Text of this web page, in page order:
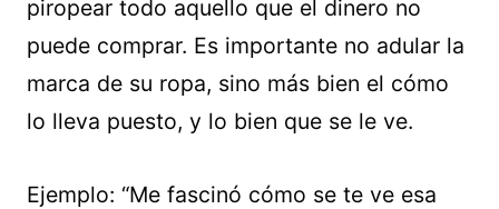
piropear todo aquello que el dinero no
puede comprar. Es importante no adular la
marca de su ropa, sino más bien el cómo
lo lleva puesto, y lo bien que se le ve.
Ejemplo: “Me fascinó cómo se te ve esa